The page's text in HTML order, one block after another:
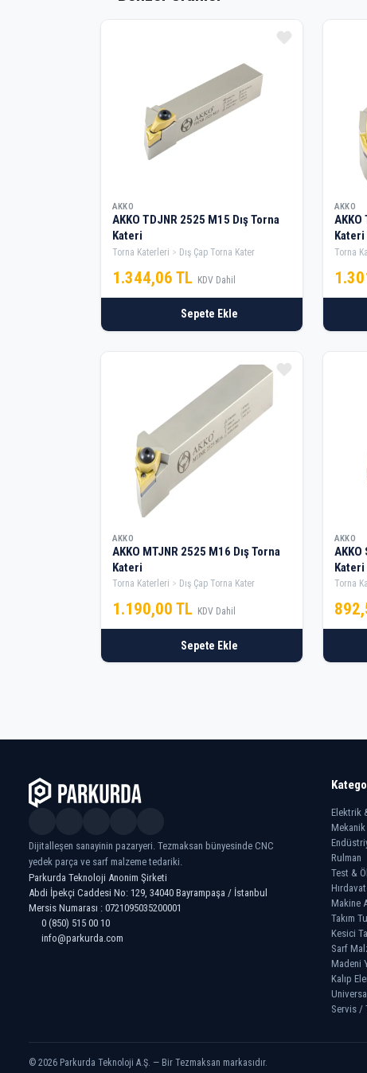
AKKO
AKKO TDJNR 2525 M15 Dış Torna
Kateri
Torna Katerleri Dış Çap Torna Kater
1.344,06 TL KDV Dahil
Sepete Ekle
AKKO
AKKO
Kateri
Torna
AKKO
AKKO MTJNR 2525 M16 Dış Torna
Kateri
Torna Katerleri Dış Çap Torna Kater
1.190,00 TL KDV Dahil
Sepete Ekle
AKKO
AKKO
Kateri
Torna
Dijitalleşen sanayinin pazaryeri. Tezmaksan bünyesinde CNC
yedek parça ve sarf malzeme tedariki.
Parkurda Teknoloji Anonim Şirketi
Abdi İpekçi Caddesi No: 129, 34040 Bayrampaşa / İstanbul
Mersis Numarası : 0721095035200001
0 (850) 515 00 10
info@parkurda.com
Elektrik
Mekanik
Rulman
Test &
Makine
Takım
Kesici
Sarf
Madeni
Kalıp
Universal
Servis /
© 2026 Parkurda Teknoloji A.Ş. — Bir Tezmaksan markasıdır.